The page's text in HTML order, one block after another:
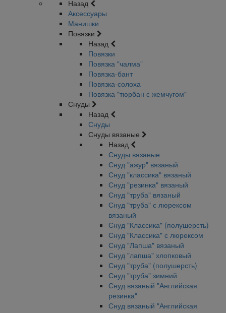
Назад
Аксессуары
Манишки
Повязки
Назад
Повязки
Повязка "чалма"
Повязка-бант
Повязка-солоха
Повязка "тюрбан с жемчугом"
Снуды
Назад
Снуды
Снуды вязаные
Назад
Снуды вязаные
Снуд "ажур" вязаный
Снуд "классика" вязаный
Снуд "резинка" вязаный
Снуд "труба" вязаный
Снуд "труба" с люрексом
вязаный
Снуд "Классика" (полушерсть)
Снуд "Классика" с люрексом
Снуд "Лапша" вязаный
Снуд "лапша" хлопковый
Снуд "труба" (полушерсть)
Снуд "труба" зимний
Снуд вязаный "Английская
резинка"
Снуд вязаный "Английская